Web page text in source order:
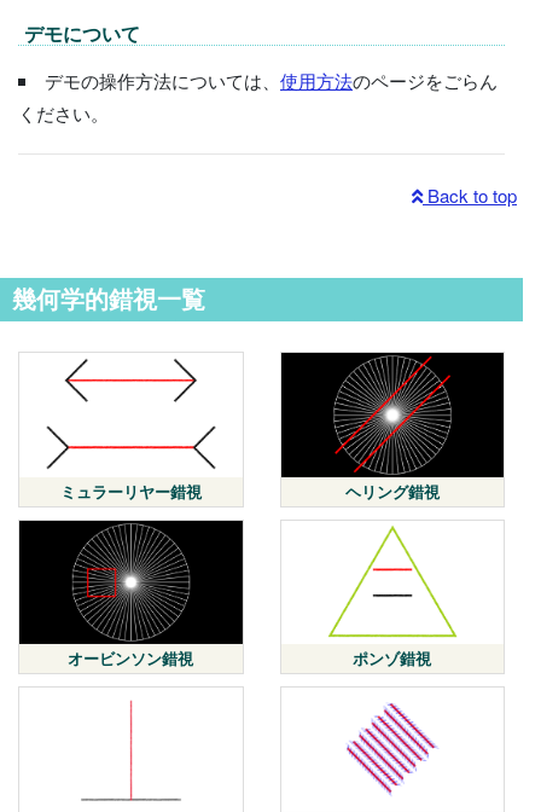
デモについて
デモの操作方法については、 使用方法のページをごらん
ください。
Back to top
幾何学的錯視一覧
ミュラーリヤー錯視 ヘリング錯視
オービンソン錯視 ポンゾ錯視